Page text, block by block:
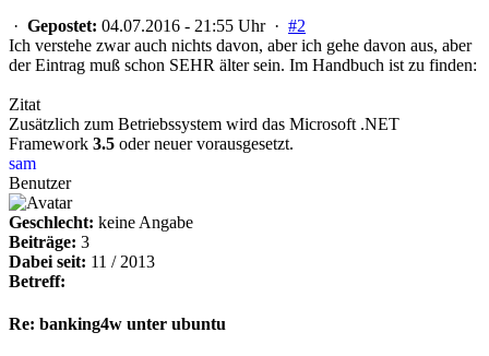
· Gepostet: 04.07.2016 - 21:55 Uhr · #2
Ich verstehe zwar auch nichts davon, aber ich gehe davon aus, aber
der Eintrag muß schon SEHR älter sein. Im Handbuch ist zu finden:
Zitat
Zusätzlich zum Betriebssystem wird das Microsoft .NET
Framework 3.5 oder neuer vorausgesetzt.
sam
Benutzer
Geschlecht: keine Angabe
Beiträge: 3
Dabei seit: 11 / 2013
Betreff:
Re: banking4w unter ubuntu